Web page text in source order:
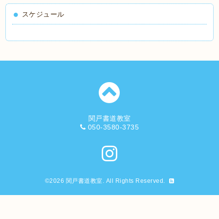
スケジュール
関戸書道教室
050-3580-3735
©2026 関戸書道教室. All Rights Reserved.